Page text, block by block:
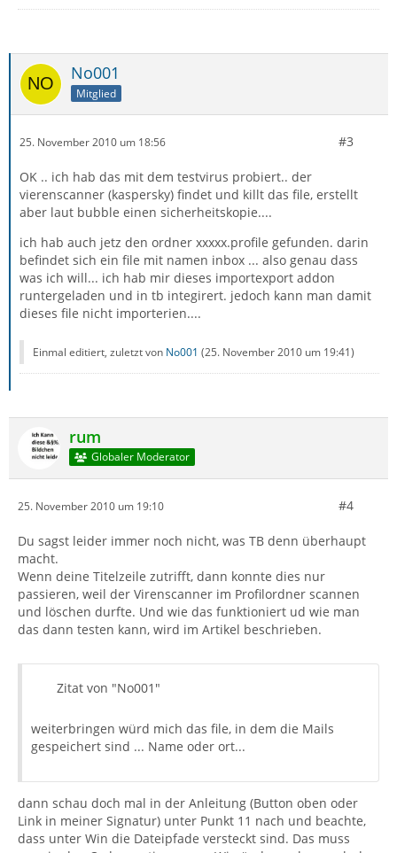
No001
Mitglied
25. November 2010 um 18:56 #3
OK .. ich hab das mit dem testvirus probiert.. der
vierenscanner (kaspersky) findet und killt das file, erstellt
aber laut bubble einen sicherheitskopie....
ich hab auch jetz den ordner xxxxx.profile gefunden. darin
befindet sich ein file mit namen inbox ... also genau dass
was ich will... ich hab mir dieses importexport addon
runtergeladen und in tb integirert. jedoch kann man damit
dieses file nicht importerien....
Einmal editiert, zuletzt von No001 (25. November 2010 um 19:41)
rum
Globaler Moderator
25. November 2010 um 19:10 #4
Du sagst leider immer noch nicht, was TB denn überhaupt
macht.
Wenn deine Titelzeile zutrifft, dann konnte dies nur
passieren, weil der Virenscanner im Profilordner scannen
und löschen durfte. Und wie das funktioniert ud wie man
das dann testen kann, wird im Artikel beschrieben.
Zitat von "No001"
weiterbringen würd mich das file, in dem die Mails
gespeichert sind ... Name oder ort...
dann schau doch mal in der Anleitung (Button oben oder
Link in meiner Signatur) unter Punkt 11 nach und beachte,
dass unter Win die Dateipfade versteckt sind. Das muss